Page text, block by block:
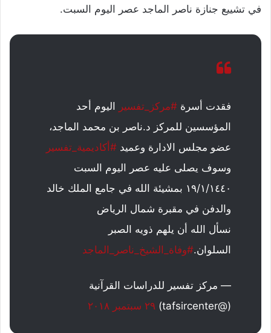
في تشييع جنازة ناصر الماجد عصر اليوم السبت.
فقدت أسرة #مركز_تفسير
اليوم أحد
المؤسسين للمركز د.ناصر بن محمد الماجد،
عضو مجلس الادارة وعميد #أكاديمية_تفسير
وسوف يصلى عليه عصر اليوم السبت
١٩/١/١٤٤٠ بمشيئة الله في جامع الملك خالد
والدفن في مقبرة شمال الرياض
نسأل الله أن يلهم ذويه الصبر
السلوان.#وفاة_الشيخ_ناصر_الماجد
— مركز تفسير للدراسات القرآنية
(@tafsircenter)
٢٩ سبتمبر ٢٠١٨